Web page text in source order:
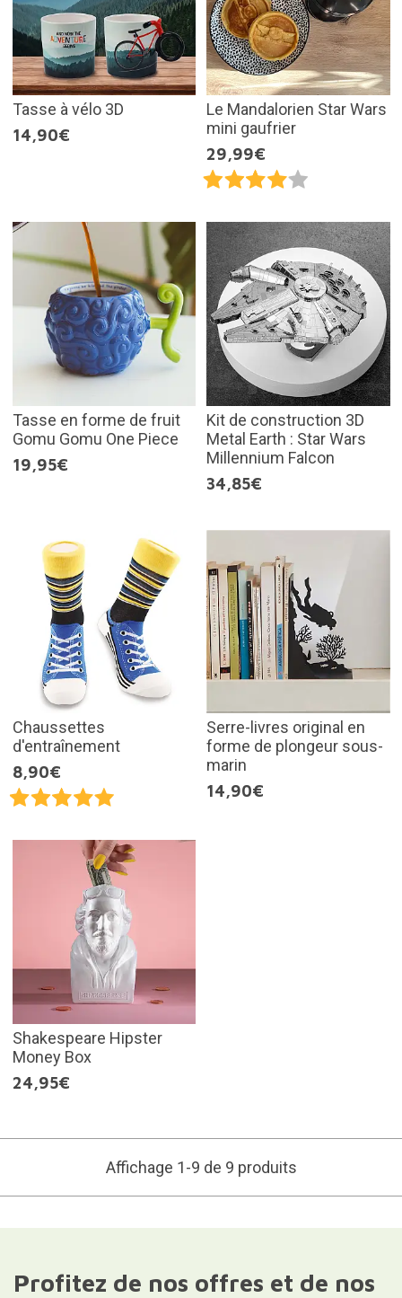
Tasse à vélo 3D
14,90€
Le Mandalorien Star Wars
mini gaufrier
29,99€
Tasse en forme de fruit
Gomu Gomu One Piece
19,95€
Kit de construction 3D
Metal Earth : Star Wars
Millennium Falcon
34,85€
Chaussettes
d'entraînement
8,90€
Serre-livres original en
forme de plongeur sous-
marin
14,90€
Shakespeare Hipster
Money Box
24,95€
Affichage 1-9 de 9 produits
Profitez de nos offres et de nos